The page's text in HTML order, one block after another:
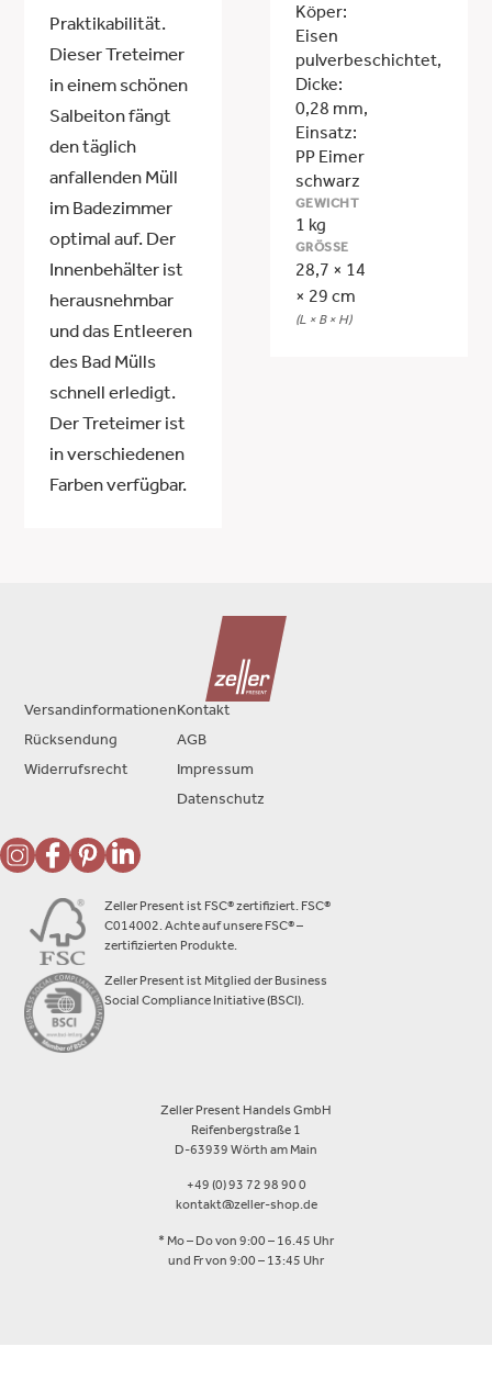
Praktikabilität.
Dieser Treteimer
in einem schönen
Salbeiton fängt
den täglich
anfallenden Müll
im Badezimmer
optimal auf. Der
Innenbehälter ist
herausnehmbar
und das Entleeren
des Bad Mülls
schnell erledigt.
Der Treteimer ist
in verschiedenen
Farben verfügbar.
Köper:
Eisen
pulverbeschichtet,
Dicke:
0,28 mm,
Einsatz:
PP Eimer
schwarz
GEWICHT
1 kg
GRÖSSE
28,7 × 14
× 29 cm
(L × B × H)
Zeller Present ist FSC® zertifiziert. FSC®
C014002. Achte auf unsere FSC® –
zertifizierten Produkte.
Zeller Present ist Mitglied der Business
Social Compliance Initiative (BSCI).
Zeller Present Handels GmbH
Reifenbergstraße 1
D-63939 Wörth am Main
+49 (0) 93 72 98 90 0
kontakt@zeller-shop.de
* Mo – Do von 9:00 – 16.45 Uhr
und Fr von 9:00 – 13:45 Uhr
Versandinformationen
Rücksendung
Widerrufsrecht
Kontakt
AGB
Impressum
Datenschutz